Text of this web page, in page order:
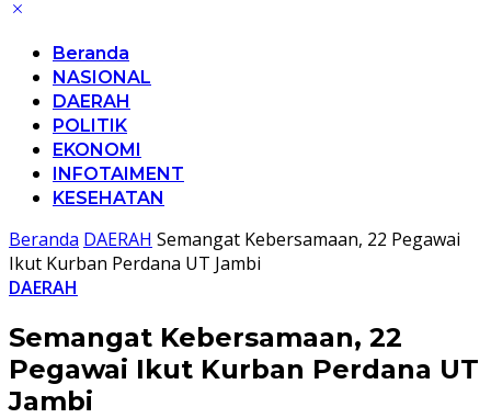
Beranda
NASIONAL
DAERAH
POLITIK
EKONOMI
INFOTAIMENT
KESEHATAN
Beranda DAERAH Semangat Kebersamaan, 22 Pegawai
Ikut Kurban Perdana UT Jambi
DAERAH
Semangat Kebersamaan, 22
Pegawai Ikut Kurban Perdana UT
Jambi